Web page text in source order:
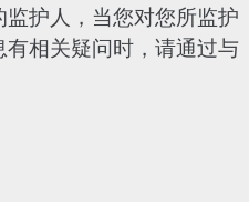
护人，当您对您所监护
相关疑问时，请通过与